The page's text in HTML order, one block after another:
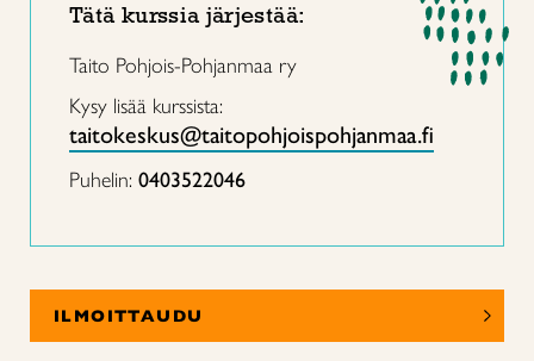
Tätä kurssia järjestää:
Taito Pohjois-Pohjanmaa ry
Kysy lisää kurssista:
taitokeskus@taitopohjoispohjanmaa.fi
Puhelin: 0403522046
ILMOITTAUDU